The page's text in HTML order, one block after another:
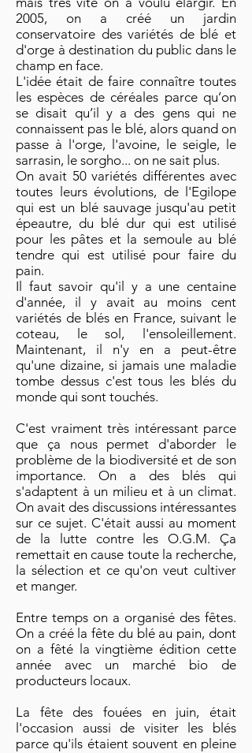
2005, on a créé un jardin
conservatoire des variétés de blé et
d'orge à destination du public dans le
champ en face.
L'idée était de faire connaître toutes
les espèces de céréales parce qu’on
se disait qu’il y a des gens qui ne
connaissent pas le blé, alors quand on
passe à l'orge, l'avoine, le seigle, le
sarrasin, le sorgho... on ne sait plus.
On avait 50 variétés différentes avec
toutes leurs évolutions, de l'Egilope
qui est un blé sauvage jusqu'au petit
épeautre, du blé dur qui est utilisé
pour les pâtes et la semoule au blé
tendre qui est utilisé pour faire du
pain.
Il faut savoir qu'il y a une centaine
d'année, il y avait au moins cent
variétés de blés en France, suivant le
coteau, le sol, l'ensoleillement.
Maintenant, il n'y en a peut-être
qu'une dizaine, si jamais une maladie
tombe dessus c'est tous les blés du
monde qui sont touchés.
C'est vraiment très intéressant parce
que ça nous permet d'aborder le
problème de la biodiversité et de son
importance. On a des blés qui
s'adaptent à un milieu et à un climat.
On avait des discussions intéressantes
sur ce sujet. C'était aussi au moment
de la lutte contre les O.G.M. Ça
remettait en cause toute la recherche,
la sélection et ce qu'on veut cultiver
et manger.
Entre temps on a organisé des fêtes.
On a créé la fête du blé au pain, dont
on a fêté la vingtième édition cette
année avec un marché bio de
producteurs locaux.
La fête des fouées en juin, était
l'occasion aussi de visiter les blés
parce qu'ils étaient souvent en pleine